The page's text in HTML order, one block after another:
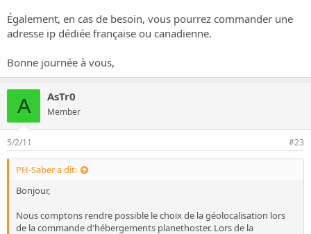
Également, en cas de besoin, vous pourrez commander une
adresse ip dédiée française ou canadienne.
Bonne journée à vous,
A AsTr0
Member
5/2/11 #23
PH-Saber a dit:
Bonjour,
Nous comptons rendre possible le choix de la géolocalisation lors
de la commande d'hébergements planethoster. Lors de la